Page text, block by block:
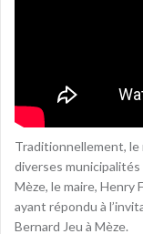
Traditionnellement, le
diverses
Mèze, le maire, Henry
ayant répondu à
Bernard Jeu à Mèze.